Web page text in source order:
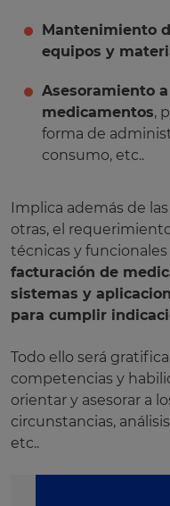
Mantenimiento
equipos y
Asesoramiento
medicamentos,
forma de
consumo, etc..
Implica además de
otras, el
técnicas y
facturación de
sistemas y
para cumplir
Todo ello será
competencias y
orientar y asesorar a
circunstancias,
etc..